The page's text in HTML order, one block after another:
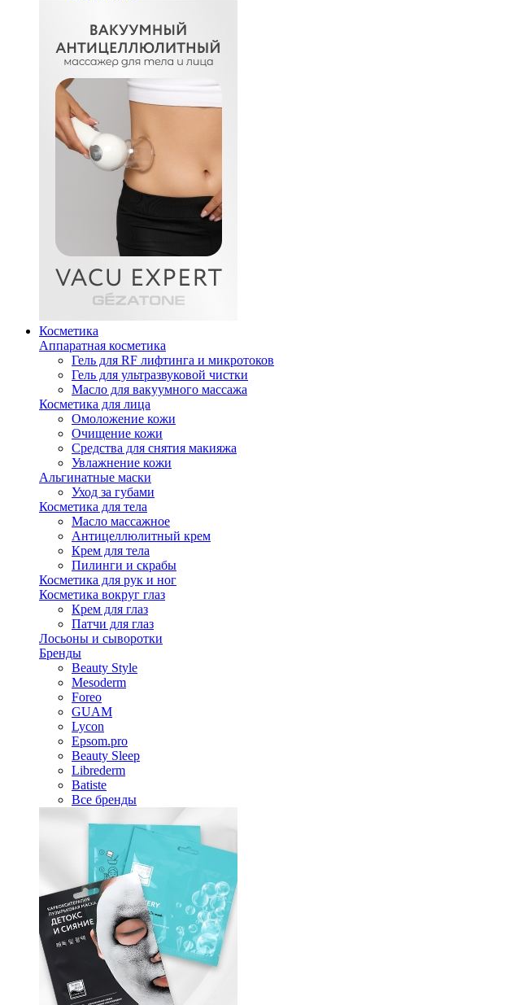
Косметика
Аппаратная косметика
Гель для RF лифтинга и микротоков
Гель для ультразвуковой чистки
Масло для вакуумного массажа
Косметика для лица
Омоложение кожи
Очищение кожи
Средства для снятия макияжа
Увлажнение кожи
Альгинатные маски
Уход за губами
Косметика для тела
Масло массажное
Антицеллюлитный крем
Крем для тела
Пилинги и скрабы
Косметика для рук и ног
Косметика вокруг глаз
Крем для глаз
Патчи для глаз
Лосьоны и сыворотки
Бренды
Beauty Style
Mesoderm
Foreo
GUAM
Lycon
Epsom.pro
Beauty Sleep
Librederm
Batiste
Все бренды